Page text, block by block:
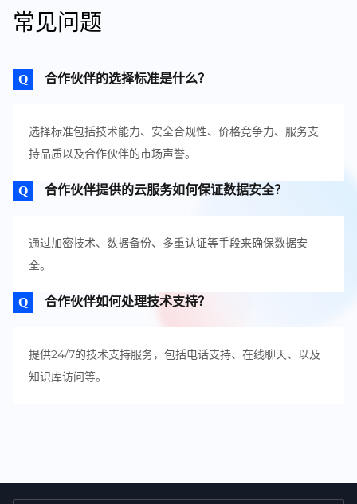
常见问题
合作伙伴的选择标准是什么？
选择标准包括技术能力、安全合规性、价格竞争力、服务支
持品质以及合作伙伴的市场声誉。
合作伙伴提供的云服务如何保证数据安全？
通过加密技术、数据备份、多重认证等手段来确保数据安
全。
合作伙伴如何处理技术支持？
提供24/7的技术支持服务，包括电话支持、在线聊天、以及
知识库访问等。